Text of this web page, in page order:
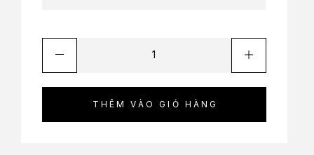
THÊM VÀO GIỎ HÀNG